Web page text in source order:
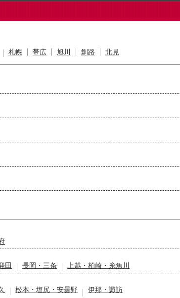
札幌 帯広 旭川 釧路 北見
田
長岡・三条
上越・柏崎・糸魚川
松本・塩尻・安曇野 伊那・諏訪